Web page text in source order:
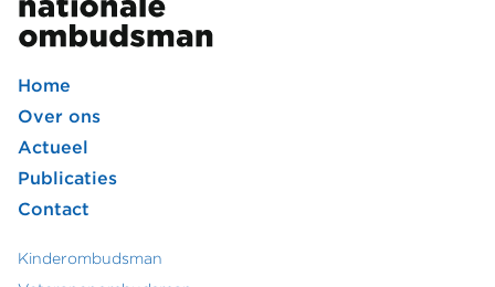
Footer
hoofdmenu
Home
Over ons
Actueel
Publicaties
Contact
Kinderombudsman